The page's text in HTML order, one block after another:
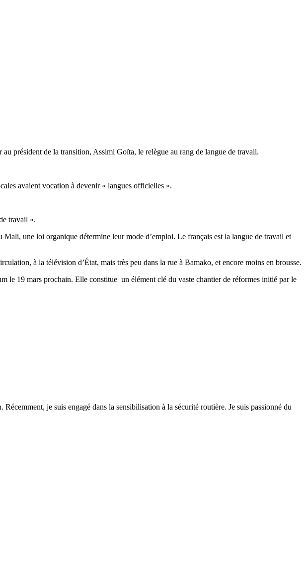
président de la transition, Assimi Goïta, le relègue au rang de langue de travail.
avaient vocation à devenir « langues officielles ».
travail ».
une loi organique détermine leur mode d’emploi. Le français est la langue de travail et
à la télévision d’État, mais très peu dans la rue à Bamako, et encore moins en brousse.
le 19 mars prochain. Elle constitue un élément clé du vaste chantier de réformes initié par le
je suis engagé dans la sensibilisation à la sécurité routière. Je suis passionné du